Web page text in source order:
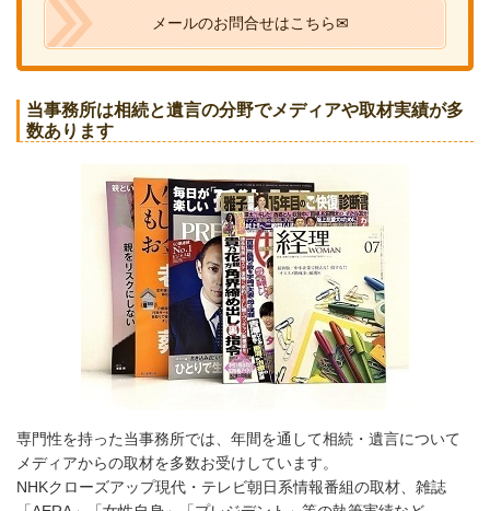
メールのお問合せはこちら✉
当事務所は相続と遺言の分野でメディアや取材実績が多
数あります
専門性を持った当事務所では、年間を通して相続・遺言について
メディアからの取材を多数お受けしています。
NHKクローズアップ現代・テレビ朝日系情報番組の取材、雑誌